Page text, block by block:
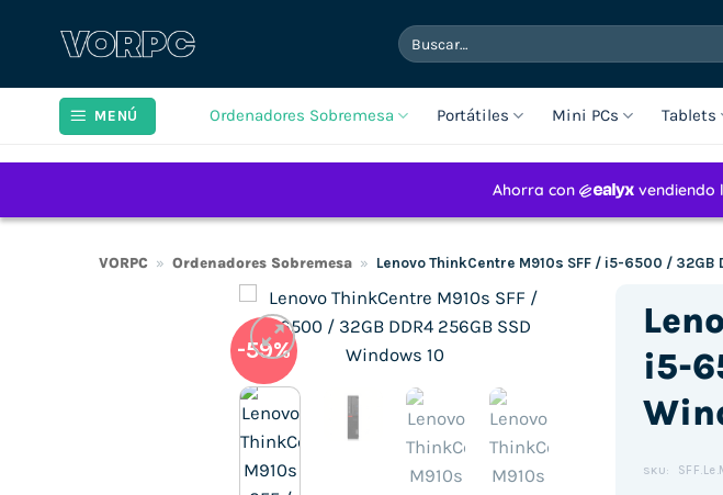
Buscar
por:
MENÚ Ordenadores Sobremesa Portátiles Mini PCs Tablets
VORPC » Ordenadores Sobremesa » Lenovo ThinkCentre M910s SFF / i5-6500 / 32GB
-59%
i5-
SKU: